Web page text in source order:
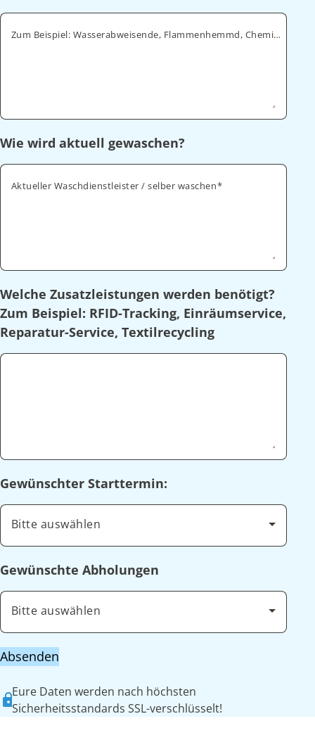
Zum Beispiel: Wasserabweisende, Flammenhemmd, Chemikalienabweisende
Wie wird aktuell gewaschen?
Aktueller Waschdienstleister / selber waschen
Welche Zusatzleistungen werden benötigt?
Zum Beispiel: RFID-Tracking, Einräumservice,
Reparatur-Service, Textilrecycling
Gewünschter Starttermin:
Bitte auswählen
Gewünschte Abholungen
Bitte auswählen
Absenden
Eure Daten werden nach höchsten
Sicherheitsstandards SSL-verschlüsselt!